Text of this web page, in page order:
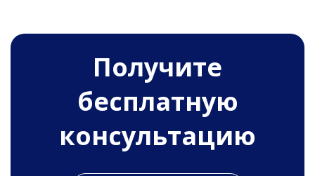
Получитe
бесплатную
консультацию